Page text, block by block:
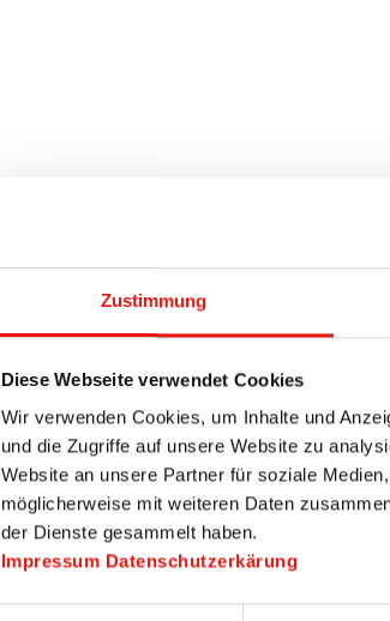
Zustimmung
Diese Webseite verwendet Cookies
Wir verwenden Cookies, um Inhalte und
und die Zugriffe auf unsere Website zu
Website an unsere Partner für soziale
möglicherweise mit weiteren Daten
der Dienste gesammelt haben.
Impressum Datenschutzerkärung